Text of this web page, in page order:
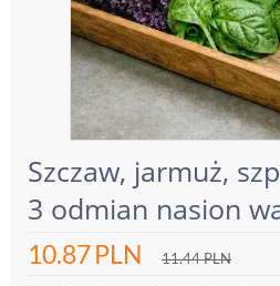
Szczaw, jarmuż,
3 odmian nasion
10.87PLN 11.44PLN